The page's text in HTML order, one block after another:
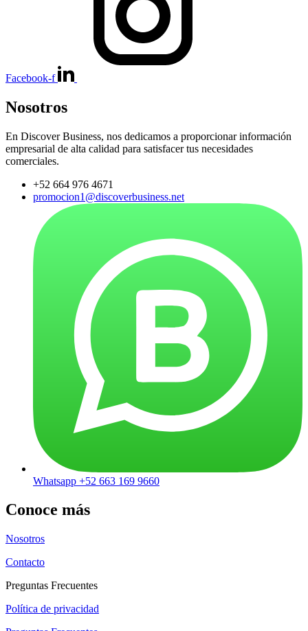
Facebook-f
Nosotros
En Discover Business, nos dedicamos a proporcionar información
empresarial de alta calidad para satisfacer tus necesidades
comerciales.
+52 664 976 4671
promocion1@discoverbusiness.net
Whatsapp +52 663 169 9660
Conoce más
Nosotros
Contacto
Preguntas Frecuentes
Política de privacidad